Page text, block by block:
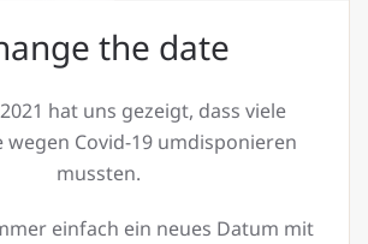
the date
hat uns gezeigt, dass viele
wegen Covid-19 umdisponieren
mussten.
einfach ein neues Datum mit